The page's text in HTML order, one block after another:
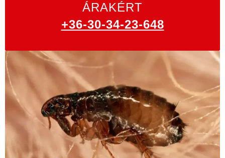
ÁRAKÉRT
+36-30-34-23-648